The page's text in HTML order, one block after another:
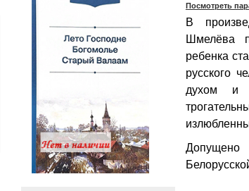
Посмотреть
В
Шмелёва
ребенка
русского
духом и